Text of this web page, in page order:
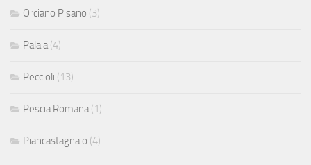
Orciano Pisano (3)
Palaia (4)
Peccioli (13)
Pescia Romana (1)
Piancastagnaio (4)